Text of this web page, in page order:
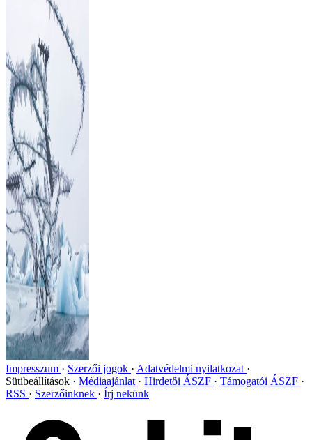
Impresszum Szerzői jogok
Adatvédelmi nyilatkozat
Sütibeállítások
Médiaajánlat Hirdetői ÁSZF
Támogatói ÁSZF
RSS
Szerzőinknek Írj nekünk